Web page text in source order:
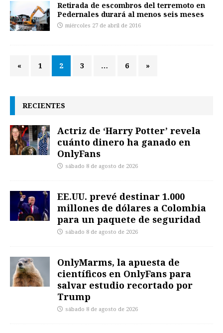
Retirada de escombros del terremoto en
Pedernales durará al menos seis meses
miércoles 27 de abril de 2016
« 1 2 3 … 6 »
RECIENTES
Actriz de ‘Harry Potter’ revela
cuánto dinero ha ganado en
OnlyFans
sábado 8 de agosto de 2026
EE.UU. prevé destinar 1.000
millones de dólares a Colombia
para un paquete de seguridad
sábado 8 de agosto de 2026
OnlyMarms, la apuesta de
científicos en OnlyFans para
salvar estudio recortado por
Trump
sábado 8 de agosto de 2026